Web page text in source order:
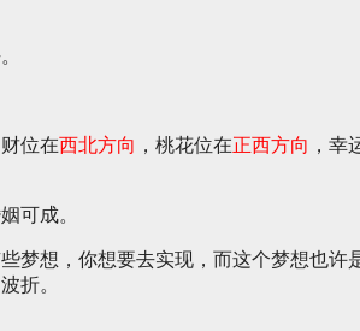
财位在西北方向 ，桃花位在正西方向 ，幸
可成。
梦想，你想要去实现，而这个梦想也许
折。